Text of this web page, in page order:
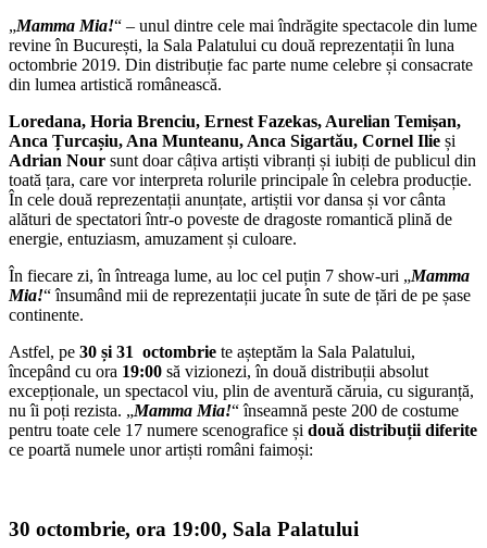
„Mamma Mia!“ – unul dintre cele mai îndrăgite spectacole din lume
revine în București, la Sala Palatului cu două reprezentații în luna
octombrie 2019. Din distribuție fac parte nume celebre și consacrate
din lumea artistică românească.
Loredana, Horia Brenciu, Ernest Fazekas, Aurelian Temișan,
Anca Țurcașiu, Ana Munteanu, Anca Sigartău, Cornel Ilie și
Adrian Nour sunt doar câțiva artiști vibranți și iubiți de publicul din
toată țara, care vor interpreta rolurile principale în celebra producție.
În cele două reprezentații anunțate, artiștii vor dansa și vor cânta
alături de spectatori într-o poveste de dragoste romantică plină de
energie, entuziasm, amuzament și culoare.
În fiecare zi, în întreaga lume, au loc cel puțin 7 show-uri „Mamma
Mia!“ însumând mii de reprezentații jucate în sute de țări de pe șase
continente.
Astfel, pe 30 și 31 octombrie te așteptăm la Sala Palatului,
începând cu ora 19:00 să vizionezi, în două distribuții absolut
excepționale, un spectacol viu, plin de aventură căruia, cu siguranță,
nu îi poți rezista. „Mamma Mia!“ înseamnă peste 200 de costume
pentru toate cele 17 numere scenografice și două distribuții diferite
ce poartă numele unor artiști români faimoși:
30 octombrie, ora 19:00, Sala Palatului